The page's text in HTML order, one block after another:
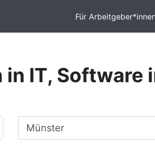
Für Arbeitgeber*innen
in IT, Software
Ort, Stadt